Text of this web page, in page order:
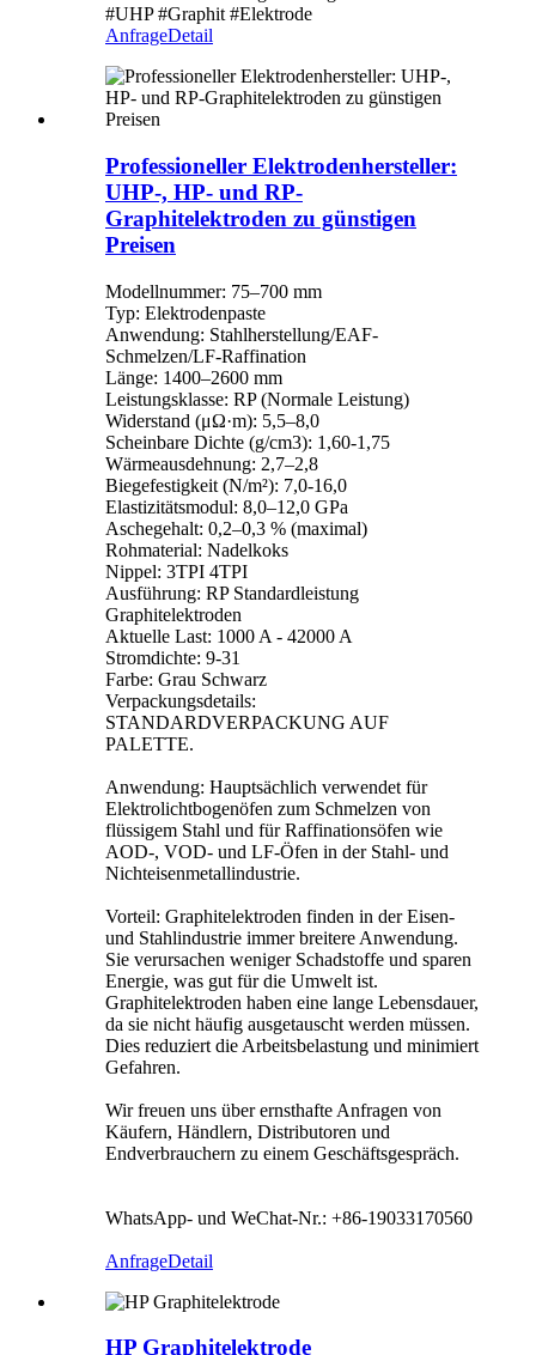
#UHP #Graphit #Elektrode
AnfrageDetail
Professioneller Elektrodenhersteller:
UHP-, HP- und RP-
Graphitelektroden zu günstigen
Preisen
Modellnummer: 75–700 mm
Typ: Elektrodenpaste
Anwendung: Stahlherstellung/EAF-
Schmelzen/LF-Raffination
Länge: 1400–2600 mm
Leistungsklasse: RP (Normale Leistung)
Widerstand (μΩ·m): 5,5–8,0
Scheinbare Dichte (g/cm3): 1,60-1,75
Wärmeausdehnung: 2,7–2,8
Biegefestigkeit (N/m²): 7,0-16,0
Elastizitätsmodul: 8,0–12,0 GPa
Aschegehalt: 0,2–0,3 % (maximal)
Rohmaterial: Nadelkoks
Nippel: 3TPI 4TPI
Ausführung: RP Standardleistung
Graphitelektroden
Aktuelle Last: 1000 A - 42000 A
Stromdichte: 9-31
Farbe: Grau Schwarz
Verpackungsdetails:
STANDARDVERPACKUNG AUF
PALETTE.
Anwendung: Hauptsächlich verwendet für
Elektrolichtbogenöfen zum Schmelzen von
flüssigem Stahl und für Raffinationsöfen wie
AOD-, VOD- und LF-Öfen in der Stahl- und
Nichteisenmetallindustrie.
Vorteil: Graphitelektroden finden in der Eisen-
und Stahlindustrie immer breitere Anwendung.
Sie verursachen weniger Schadstoffe und sparen
Energie, was gut für die Umwelt ist.
Graphitelektroden haben eine lange Lebensdauer,
da sie nicht häufig ausgetauscht werden müssen.
Dies reduziert die Arbeitsbelastung und minimiert
Gefahren.
Wir freuen uns über ernsthafte Anfragen von
Käufern, Händlern, Distributoren und
Endverbrauchern zu einem Geschäftsgespräch.
WhatsApp- und WeChat-Nr.: +86-19033170560
AnfrageDetail
HP Graphitelektrode